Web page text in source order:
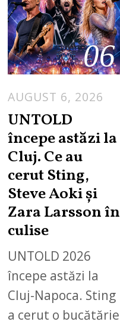
06
AUGUST 6, 2026
UNTOLD
începe astăzi la
Cluj. Ce au
cerut Sting,
Steve Aoki și
Zara Larsson în
culise
UNTOLD 2026
începe astăzi la
Cluj-Napoca. Sting
a cerut o bucătărie